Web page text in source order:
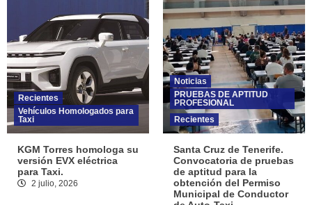
Recientes
Vehículos Homologados para
Taxi
KGM Torres homologa su
versión EVX eléctrica
para Taxi.
2 julio, 2026
Noticias
PRUEBAS DE APTITUD
PROFESIONAL
Recientes
Santa Cruz de Tenerife.
Convocatoria de pruebas
de aptitud para la
obtención del Permiso
Municipal de Conductor